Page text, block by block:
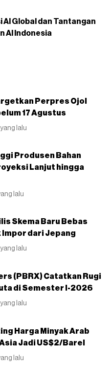
AI Global dan Tantangan
AI Indonesia
Perpres Ojol
17 Agustus
yang lalu
Produsen Bahan
Lanjut hingga
lalu
Skema Baru Bebas
Impor dari Jepang
yang lalu
(PBRX) Catatkan Rugi
di Semester I-2026
yang lalu
Harga Minyak Arab
Jadi US$2/Barel
lalu